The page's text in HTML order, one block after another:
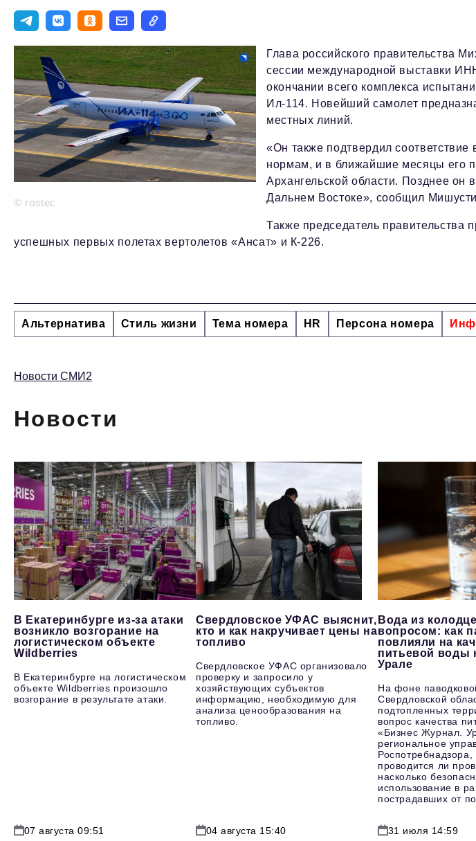
© rostec
Глава российского правительства
сессии международной выставки
окончании всего комплекса
Ил-114. Новейший самолет
местных линий.
«Он также подтвердил
нормам, и в ближайшие месяцы его
Архангельской области. Позднее он
Дальнем Востоке», сообщил
Также председатель правительства
успешных первых полетах вертолетов «Ансат» и К-226.
Альтернатива Стиль жизни Тема номера HR Персона номера
Новости СМИ2
Новости
В Екатеринбурге из-за атаки
возникло возгорание на
логистическом объекте
Wildberries
В Екатеринбурге на логистическом
объекте Wildberries произошло
возгорание в результате атаки.
07 августа 09:51
Свердловское УФАС выяснит,
кто и как накручивает цены на
топливо
Свердловское УФАС организовало
проверку и запросило у
хозяйствующих субъектов
информацию, необходимую для
анализа ценообразования на
топливо.
04 августа 15:40
Вода из
вопросом: как
повлияли на
питьевой воды
Урале
На фоне
Свердловской
подтопленных
вопрос качества
«Бизнес Журнал.
региональное
проводится ли
насколько
использование в
пострадавших от
31 июля 14:59